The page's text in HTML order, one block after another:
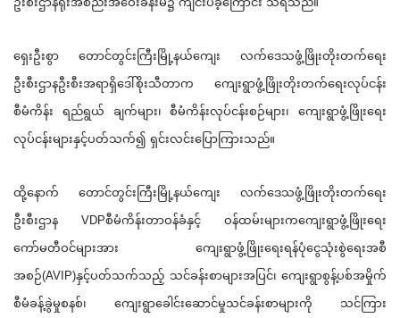
ရှေးဦးစွာ တောင်တွင်းကြီးမြို့နယ်ကျေး လက်ဒေသဖွံ့ဖြိုးတိုးတက်ရေး
ဦးစီးဌာနဦးစီးအရာရှိဒေါ်စိုးသီတာက ကျေးရွာဖွံ့ဖြိုးတိုးတက်ရေးလုပ်ငန်း
စီမံကိန်း ရည်ရွယ် ချက်များ၊ စီမံကိန်းလုပ်ငန်းစဉ်များ၊ ကျေးရွာဖွံ့ဖြိုးရေး
လုပ်ငန်းများနှင့်ပတ်သက်၍ ရှင်းလင်းပြောကြားသည်။
ထို့နောက် တောင်တွင်းကြီးမြို့နယ်ကျေး လက်ဒေသဖွံ့ဖြိုးတိုးတက်ရေး
ဦးစီးဌာန VDPစီမံကိန်းတာဝန်ခံနှင့် ဝန်ထမ်းများကကျေးရွာဖွံ့ဖြိုးရေး
ကော်မတီဝင်များအား ကျေးရွာဖွံ့ဖြိုးရေးရန်ပုံငွေသုံးစွဲရေးအစီ
အစဉ်(AVIP)နှင့်ပတ်သက်သည့် သင်ခန်းစာများအပြင်၊ ကျေးရွာစွန့်ပစ်အမှိုက်
စီမံခန့်ခွဲမှုစနစ်၊ ကျေးရွာခေါင်းဆောင်မှုသင်ခန်းစာများကို သင်ကြား